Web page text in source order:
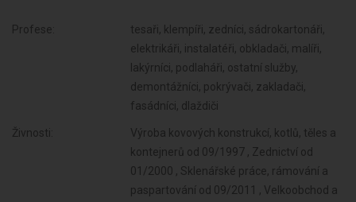
Profese:
tesaři, klempíři, zedníci, sádrokartonáři,
elektrikáři, instalatéři, obkladači, malíři,
lakýrníci, podlaháři, ostatní služby,
demontážníci, pokrývači, zakladači,
fasádníci, dlaždiči
Živnosti:
Výroba kovových konstrukcí, kotlů, těles a
kontejnerů od 09/1997 , Zednictví od
01/2000 , Sklenářské práce, rámování a
paspartování od 09/2011 , Velkoobchod a